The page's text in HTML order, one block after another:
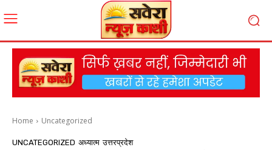
Home Uncategorized
UNCATEGORIZED अध्यात्म उत्तरप्रदेश